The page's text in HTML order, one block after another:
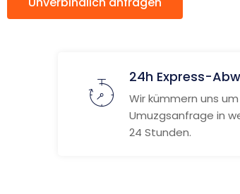
24h Express-
Wir kümmern uns um
Umuzgsanfrage in
24 Stunden.